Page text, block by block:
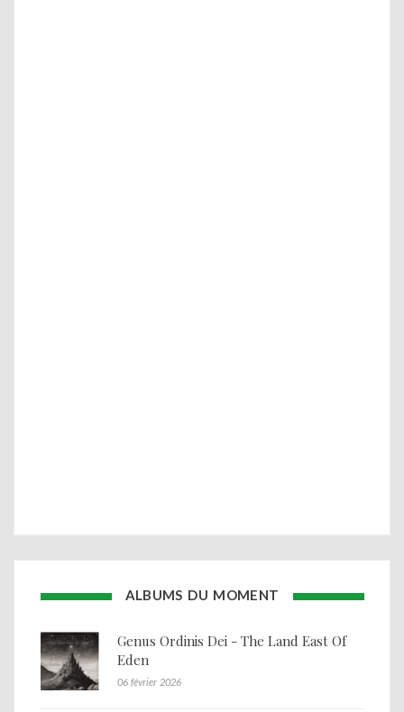
ALBUMS DU MOMENT
Genus Ordinis Dei - The Land East Of
Eden
06 février 2026